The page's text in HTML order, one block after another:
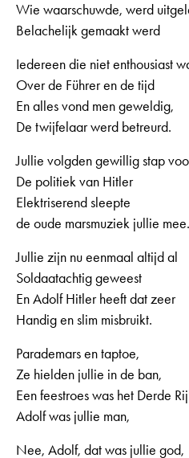
Wie waarschuwde, werd
Belachelijk gemaakt werd
Iedereen die niet enthousiast
Over de Führer en de tijd
En alles vond men geweldig,
De twijfelaar werd betreurd.
Jullie volgden gewillig stap
De politiek van Hitler
Elektriserend sleepte
de oude marsmuziek jullie mee.
Jullie zijn nu eenmaal altijd al
Soldaatachtig geweest
En Adolf Hitler heeft dat zeer
Handig en slim misbruikt.
Parademars en taptoe,
Ze hielden jullie in de ban,
Een feestroes was het Derde
Adolf was jullie man,
Nee, Adolf, dat was jullie god,